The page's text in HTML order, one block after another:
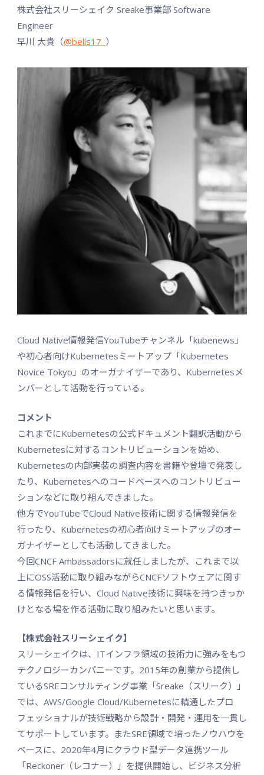
株式会社スリーシェイク Sreake事業部 Software
Engineer
早川 大貴（@bells17_ ）
Cloud Native情報発信YouTubeチャンネル「kubenews」
や初心者向けKubernetesミートアップ「Kubernetes
Novice Tokyo」のオーガナイザーであり、Kubernetesメ
ンバーとして活動を行っている。
コメント
これまでにKubernetesの公式ドキュメント翻訳活動から
Kubernetesに対するコントリビューションを始め、
Kubernetesの内部実装の調査内容を書籍や登壇で発表し
たり、Kubernetesへのコードベースへのコントリビュー
ションなどに取り組んできました。
他方でYouTubeでCloud Native技術に関する情報発信を
行ったり、Kubernetesの初心者向けミートアップのオー
ガナイザーとしても活動してきました。
今回CNCF Ambassadorsに就任しましたが、これまで以
上にOSS活動に取り組みながらCNCFソフトウェアに関す
る情報発信を行い、Cloud Native技術に興味を持つきっか
けとなる場を作る活動に取り組みたいと思います。
【株式会社スリーシェイク】
スリーシェイクは、ITインフラ領域の技術力に強みをもつ
テクノロジーカンパニーです。2015年の創業から提供し
ているSREコンサルティング事業「Sreake（スリーク）」
では、AWS/Google Cloud/Kubernetesに精通したプロ
フェッショナルが技術戦略から設計・開発・運用を一貫し
てサポートしています。またSRE領域で培ったノウハウを
ベースに、2020年4月にクラウド型データ連携ツール
「Reckoner（レコナー）」を提供開始し、ビジネス分析